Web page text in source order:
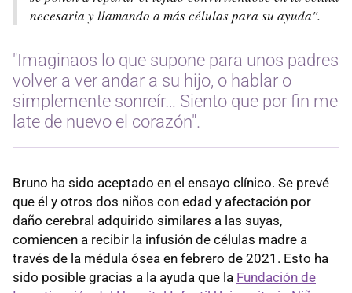
necesaria y llamando a más células para su ayuda".
"Imaginaos lo que supone para unos padres
volver a ver andar a su hijo, o hablar o
simplemente sonreír… Siento que por fin me
late de nuevo el corazón".
Bruno ha sido aceptado en el ensayo clínico. Se prevé
que él y otros dos niños con edad y afectación por
daño cerebral adquirido similares a las suyas,
comiencen a recibir la infusión de células madre a
través de la médula ósea en febrero de 2021. Esto ha
sido posible gracias a la ayuda que la Fundación de